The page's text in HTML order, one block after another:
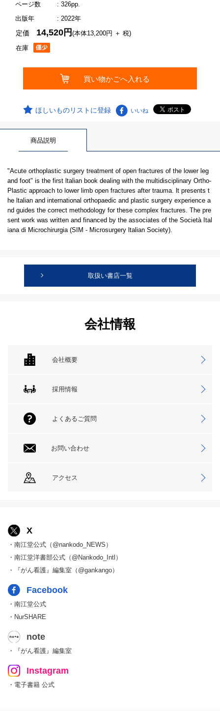
ページ数
: 326pp.
出版年
: 2022年
在庫
定価 14,520円(本体13,200円 ＋ 税)
ほしいものリストに登録 いいね
商品説明
"Acute orthoplastic surgery treatment of open fractures of the lower leg
and foot" is the first ltalian book dealing with the multidisciplinary Ortho-
Plastic approach to lower limb open fractures after trauma. lt presents t
he ltalian and international orthopaedic and plastic surgery experience a
nd guides the correct methodology for these complex fractures. The pre
sent work was written and financed by the associates of the Società Ital
iana di Microchirurgia (SIM - Microsurgery ltalian Society).
取扱い書店一覧
会社情報
会社概要
採用情報
よくあるご質問
お問い合わせ
アクセス
X
・南江堂公式（@nankodo_NEWS）
・南江堂洋書部公式（@Nankodo_Intl）
・『がん看護』編集室（@gankango）
Facebook
・南江堂公式
・NurSHARE
note
・『がん看護』編集室
Instagram
・電子書籍 公式